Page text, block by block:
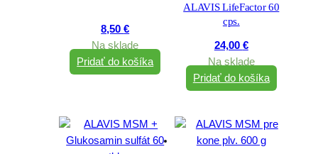
8,50€
Na sklade
Pridať do košíka
ALAVIS LifeFactor 60
cps.
24,00 €
Na sklade
Pridať do košíka